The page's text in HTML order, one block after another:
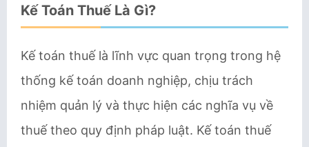
Kế Toán Thuế Là Gì?
Kế toán thuế là lĩnh vực quan trọng trong hệ
thống kế toán doanh nghiệp, chịu trách
nhiệm quản lý và thực hiện các nghĩa vụ về
thuế theo quy định pháp luật. Kế toán thuế